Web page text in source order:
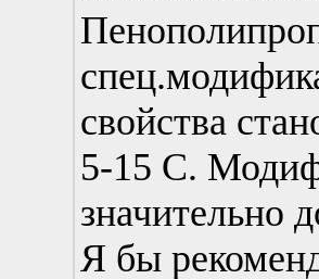
свойства
5-15 С.
значительно
Я бы